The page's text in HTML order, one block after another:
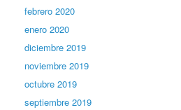
febrero 2020
enero 2020
diciembre 2019
noviembre 2019
octubre 2019
septiembre 2019